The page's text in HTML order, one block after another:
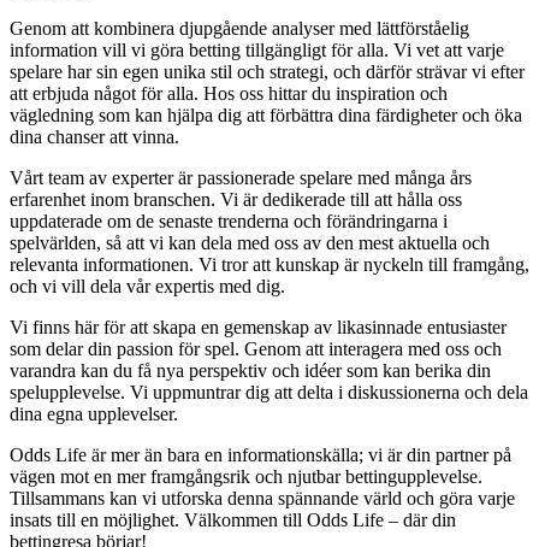
Genom att kombinera djupgående analyser med lättförståelig
information vill vi göra betting tillgängligt för alla. Vi vet att varje
spelare har sin egen unika stil och strategi, och därför strävar vi efter
att erbjuda något för alla. Hos oss hittar du inspiration och
vägledning som kan hjälpa dig att förbättra dina färdigheter och öka
dina chanser att vinna.
Vårt team av experter är passionerade spelare med många års
erfarenhet inom branschen. Vi är dedikerade till att hålla oss
uppdaterade om de senaste trenderna och förändringarna i
spelvärlden, så att vi kan dela med oss av den mest aktuella och
relevanta informationen. Vi tror att kunskap är nyckeln till framgång,
och vi vill dela vår expertis med dig.
Vi finns här för att skapa en gemenskap av likasinnade entusiaster
som delar din passion för spel. Genom att interagera med oss och
varandra kan du få nya perspektiv och idéer som kan berika din
spelupplevelse. Vi uppmuntrar dig att delta i diskussionerna och dela
dina egna upplevelser.
Odds Life är mer än bara en informationskälla; vi är din partner på
vägen mot en mer framgångsrik och njutbar bettingupplevelse.
Tillsammans kan vi utforska denna spännande värld och göra varje
insats till en möjlighet. Välkommen till Odds Life – där din
bettingresa börjar!